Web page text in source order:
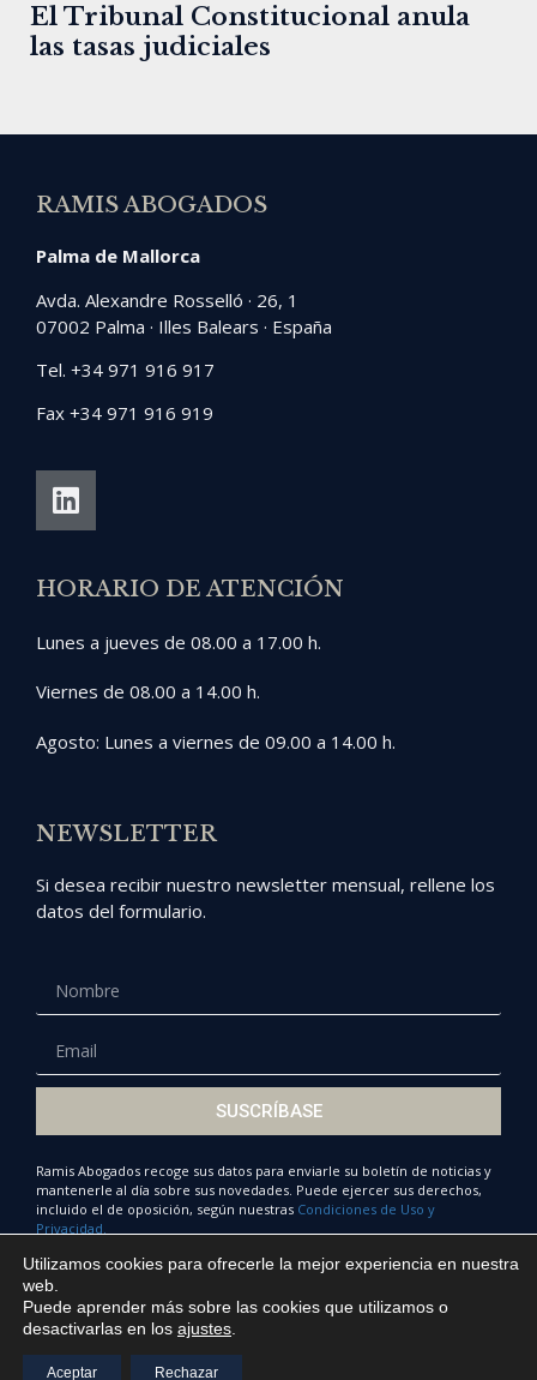
El Tribunal Constitucional anula
las tasas judiciales
RAMIS ABOGADOS
Palma de Mallorca
Avda. Alexandre Rosselló · 26, 1
07002 Palma · Illes Balears · España
Tel. +34 971 916 917
Fax +34 971 916 919
HORARIO DE ATENCIÓN
Lunes a jueves de 08.00 a 17.00 h.
Viernes de 08.00 a 14.00 h.
Agosto: Lunes a viernes de 09.00 a 14.00 h.
NEWSLETTER
Si desea recibir nuestro newsletter mensual, rellene los
datos del formulario.
SUSCRÍBASE
Ramis Abogados recoge sus datos para enviarle su boletín de noticias y
mantenerle al día sobre sus novedades. Puede ejercer sus derechos,
incluido el de oposición, según nuestras Condiciones de Uso y
Privacidad.
© Ramis Abogados 2022
Política de privacidad y cookies
Utilizamos cookies para ofrecerle la mejor experiencia en nuestra
web.
Puede aprender más sobre las cookies que utilizamos o
desactivarlas en los ajustes
Aceptar Rechazar